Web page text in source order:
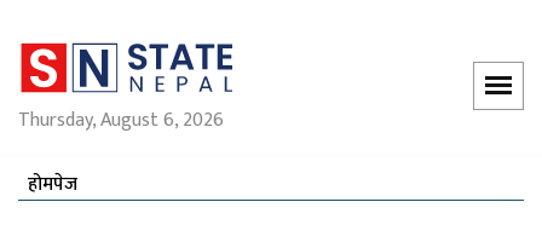
Thursday, August 6, 2026
होमपेज